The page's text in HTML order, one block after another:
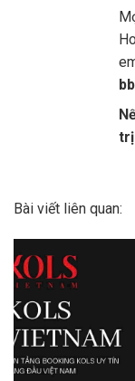
trị
Bài viết liên quan: